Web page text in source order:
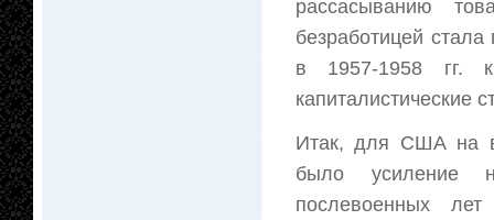
рассасыванию
безработицей
в 1957-1958 гг.
капиталистические
Итак, для США на
было усиление
послевоенных